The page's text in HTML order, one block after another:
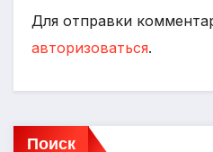
Для отправки
авторизоваться.
Поиск